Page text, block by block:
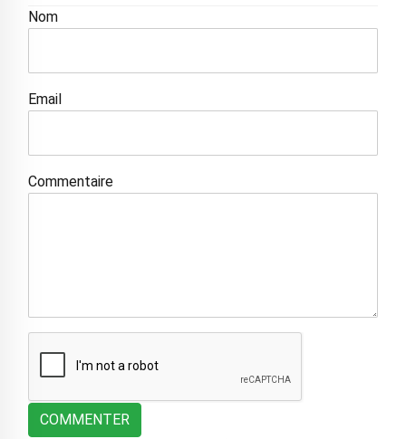
Nom
Email
Commentaire
COMMENTER